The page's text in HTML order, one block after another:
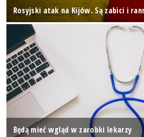
Rosyjski atak na Kijów. Są zabici i
Będą mieć wgląd w zarobki lekarzy